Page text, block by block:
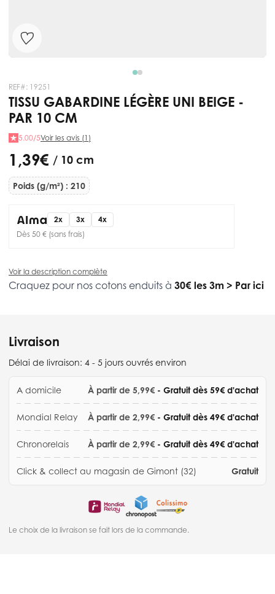
REF#: 19251
TISSU GABARDINE LÉGÈRE UNI BEIGE -
PAR 10 CM
5.00/5Voir les avis (1)
1,39 € / 10 cm
Poids (g/m²) : 210
2x 3x
4x
Dès 50 € (sans frais)
Voir la description complète
Craquez pour nos cotons enduits à 30€ les 3m > Par ici
Livraison
Délai de livraison: 4 - 5 jours ouvrés environ
A domicile À partir de 5,99€ - Gratuit dès 59€ d'achat
Mondial Relay À partir de 2,99€ - Gratuit dès 49€ d'achat
Chronorelais À partir de 2,99€ - Gratuit dès 49€ d'achat
Click & collect au magasin de Gimont (32) Gratuit
Le choix de la livraison se fait lors de la commande.